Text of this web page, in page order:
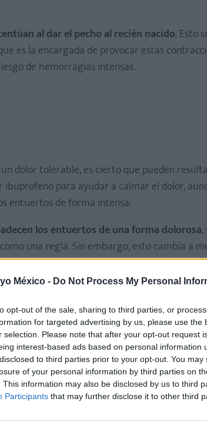
México - Do Not Process My Personal
opt-out of the sale, sharing to third parties, or
for targeted advertising by us, please use the
selection. Please note that after your opt-out request
interest-based ads based on personal information
to third parties prior to your opt-out. You
of your personal information by third parties on
This information may also be disclosed by us to third
Participants that may further disclose it to other third
al dar el pecho al recién nacido. Esto
es la encargada de provocar estas
de hemorragias intensas.
dolor tolerable, es cierto que pueden
para ayudar a calmar el dolor,
entuertos de forma intensa.
los entuertos de una forma dolorosa
una regla. Sin embargo, esto cambia a
y necesita más contracciones, y más
muy grandes, o gemelos, ya que el útero
tratarla?)
abiertos, lo queprovocaría una hemorragia
llega a descender hasta la altura del